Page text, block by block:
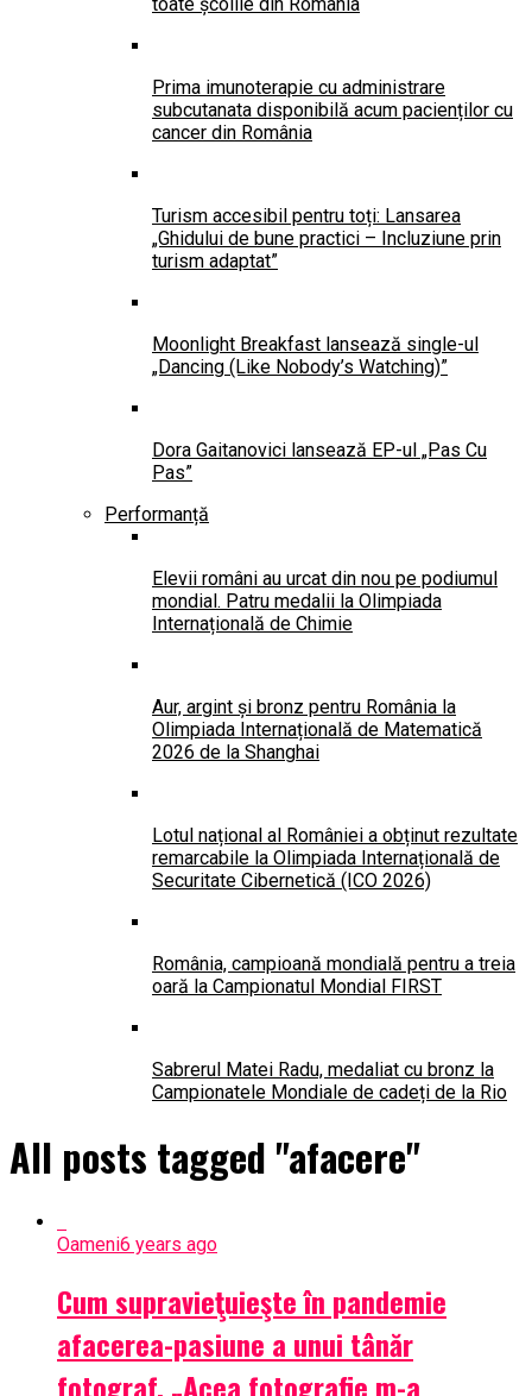
Prima imunoterapie cu administrare
subcutanata disponibilă acum pacienților cu
cancer din România
Turism accesibil pentru toți: Lansarea
„Ghidului de bune practici – Incluziune prin
turism adaptat”
Moonlight Breakfast lansează single-ul
„Dancing (Like Nobody’s Watching)”
Dora Gaitanovici lansează EP-ul „Pas Cu
Pas”
Performanță
Elevii români au urcat din nou pe podiumul
mondial. Patru medalii la Olimpiada
Internațională de Chimie
Aur, argint și bronz pentru România la
Olimpiada Internațională de Matematică
2026 de la Shanghai
Lotul național al României a obținut rezultate
remarcabile la Olimpiada Internațională de
Securitate Cibernetică (ICO 2026)
România, campioană mondială pentru a treia
oară la Campionatul Mondial FIRST
Sabrerul Matei Radu, medaliat cu bronz la
Campionatele Mondiale de cadeți de la Rio
All posts tagged "afacere"
Oameni6 years ago
Cum supravieţuieşte în pandemie
afacerea-pasiune a unui tânăr
fotograf. „Acea fotografie m-a